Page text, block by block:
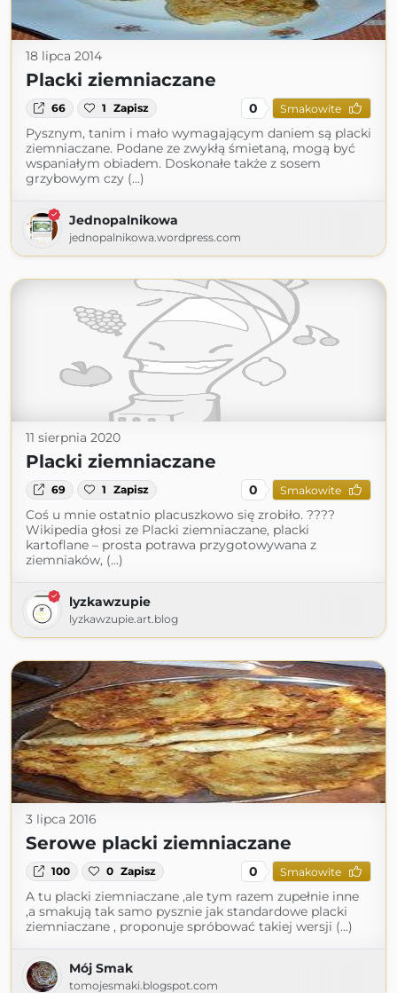
18 lipca 2014
Placki ziemniaczane
66 1 Zapisz 0 Smakowite
Pysznym, tanim i mało wymagającym daniem są placki
ziemniaczane. Podane ze zwykłą śmietaną, mogą być
wspaniałym obiadem. Doskonałe także z sosem
grzybowym czy (...)
Jednopalnikowa
jednopalnikowa.wordpress.com
11 sierpnia 2020
Placki ziemniaczane
69 1 Zapisz 0 Smakowite
Coś u mnie ostatnio placuszkowo się zrobiło. ????
Wikipedia głosi ze Placki ziemniaczane, placki
kartoflane – prosta potrawa przygotowywana z
ziemniaków, (...)
lyzkawzupie
lyzkawzupie.art.blog
3 lipca 2016
Serowe placki ziemniaczane
100 0 Zapisz 0 Smakowite
A tu placki ziemniaczane ,ale tym razem zupełnie inne
,a smakują tak samo pysznie jak standardowe placki
ziemniaczane , proponuje spróbować takiej wersji (...)
Mój Smak
tomojesmaki.blogspot.com